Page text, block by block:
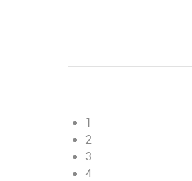
1
2
3
4